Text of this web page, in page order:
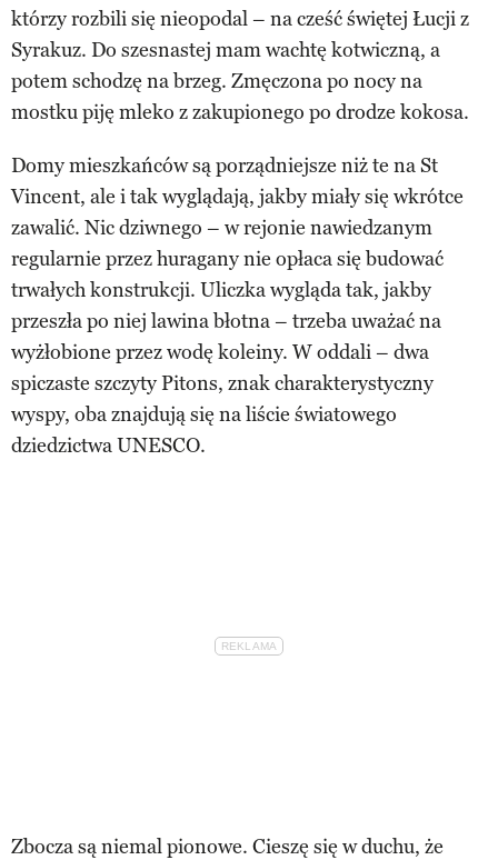
którzy rozbili się nieopodal – na cześć świętej Łucji z
Syrakuz. Do szesnastej mam wachtę kotwiczną, a
potem schodzę na brzeg. Zmęczona po nocy na
mostku piję mleko z zakupionego po drodze kokosa.
Domy mieszkańców są porządniejsze niż te na St
Vincent, ale i tak wyglądają, jakby miały się wkrótce
zawalić. Nic dziwnego – w rejonie nawiedzanym
regularnie przez huragany nie opłaca się budować
trwałych konstrukcji. Uliczka wygląda tak, jakby
przeszła po niej lawina błotna – trzeba uważać na
wyżłobione przez wodę koleiny. W oddali – dwa
spiczaste szczyty Pitons, znak charakterystyczny
wyspy, oba znajdują się na liście światowego
dziedzictwa UNESCO.
Zbocza są niemal pionowe. Cieszę się w duchu, że